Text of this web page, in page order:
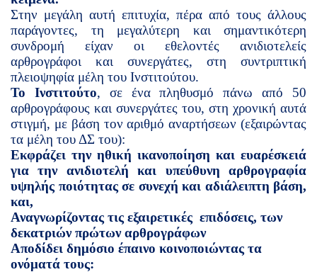
Στην μεγάλη αυτή επιτυχία, πέρα από τους άλλους
παράγοντες, τη μεγαλύτερη και σημαντικότερη
συνδρομή είχαν οι εθελοντές ανιδιοτελείς
αρθρογράφοι και συνεργάτες, στη συντριπτική
πλειοψηφία μέλη του Ινστιτούτου.
Το Ινστιτούτο, σε ένα πληθυσμό πάνω από 50
αρθρογράφους και συνεργάτες του, στη χρονική αυτά
στιγμή, με βάση τον αριθμό αναρτήσεων (εξαιρώντας
τα μέλη του ΔΣ του):
Εκφράζει τηνηθική ικανοποίηση και ευαρέσκειά
για την ανιδιοτελή και υπεύθυνη αρθρογραφία
υψηλής ποιότητας σε συνεχή και αδιάλειπτη βάση,
και,
Αναγνωρίζοντας τις εξαιρετικές επιδόσεις, των
δεκατριών πρώτων αρθρογράφων
Αποδίδει δημόσιο έπαινο κοινοποιώντας τα
ονόματά τους: